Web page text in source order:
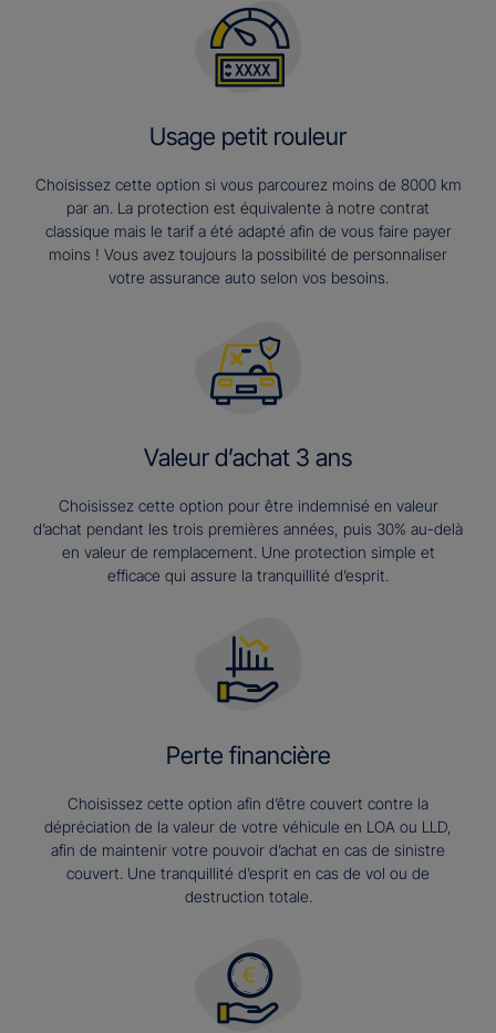
Usage petit rouleur
Choisissez cette option si vous parcourez moins de 8000 km
par an. La protection est équivalente à notre contrat
classique mais le tarif a été adapté afin de vous faire payer
moins ! Vous avez toujours la possibilité de personnaliser
votre assurance auto selon vos besoins.
Valeur d’achat 3 ans​
Choisissez cette option pour être indemnisé en valeur
d’achat pendant les trois premières années, puis 30% au-delà
en valeur de remplacement. Une protection simple et
efficace qui assure la tranquillité d’esprit.
Perte financière
Choisissez cette option afin d’être couvert contre la
dépréciation de la valeur de votre véhicule en LOA ou LLD,
afin de maintenir votre pouvoir d’achat en cas de sinistre
couvert. Une tranquillité d’esprit en cas de vol ou de
destruction totale.